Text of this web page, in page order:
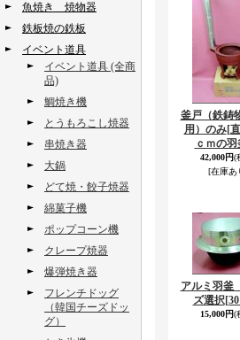
魚焼き 焼物器
鉄板焼の鉄板
イベント道具
イベント道具 (全商
品)
鯛焼き機
とうもろこし焼器
串焼き器
大鍋
どて焼・餃子焼器
綿菓子機
ポップコーン機
クレープ焼器
爆弾焼き器
フレンチドッグ
（韓国チーズドッ
グ）
釜戸（鉄鋳
用）のみ[
ｃｍの羽
42,000円(
[在庫あ
アルミ羽
ズ選択
15,000円(